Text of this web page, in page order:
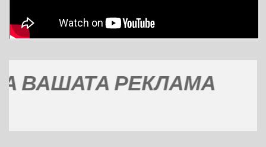
РЕКЛАМА